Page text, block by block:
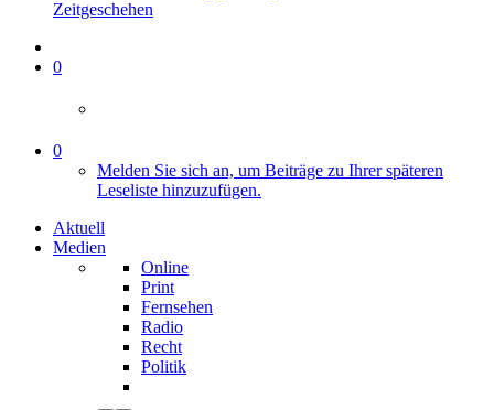
0
0
Melden Sie sich an, um Beiträge zu Ihrer späteren
Leseliste hinzuzufügen.
Aktuell
Medien
Online
Print
Fernsehen
Radio
Recht
Politik